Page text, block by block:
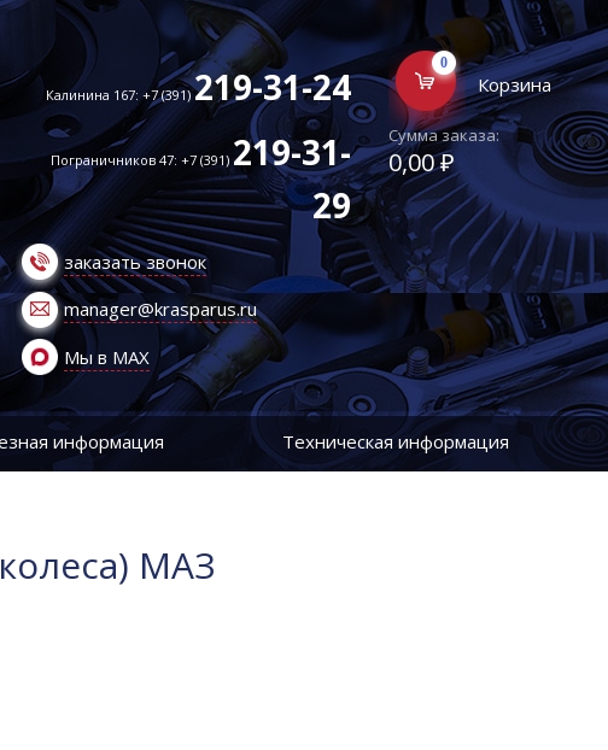
Калинина 167: +7 (391)219-31-24
Пограничников 47: +7 (391)219-31-
29
заказать звонок
manager@krasparus.ru
Мы в MAX
0
Корзина
Сумма заказа:
0,00 ₽
информация Техническая информация
МАЗ